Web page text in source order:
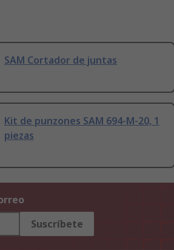
SAM Cortador de juntas
Kit de punzones SAM 694-M-20, 1
piezas
Suscríbete